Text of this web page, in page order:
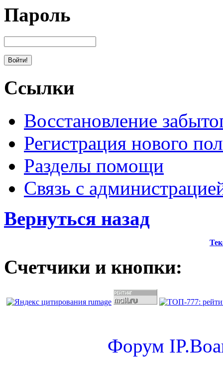
Пароль
Ссылки
Восстановление
Регистрация нового
Разделы помощи
Связь с
Вернуться назад
Счетчики и кнопки:
Форум